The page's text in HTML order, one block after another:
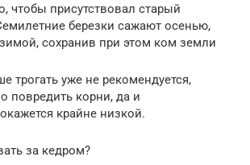
чтобы присутствовал старый
березки сажают осенью,
сохранив при этом ком земли
трогать уже не рекомендуется,
повредить корни, да и
крайне низкой.
за кедром?